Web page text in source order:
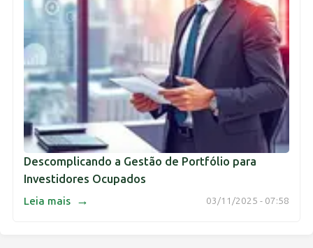
Descomplicando a Gestão de Portfólio para
Investidores Ocupados
03/11/2025 - 07:58
Leia mais →